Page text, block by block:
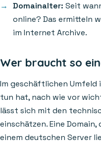
Domainalter: Seit
online? Das ermitteln
im Internet Archive.
Wer braucht so
Im geschäftlichen Umfeld
tun hat, nach wie vor
lässt sich mit den
einschätzen. Eine
einem deutschen Server